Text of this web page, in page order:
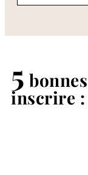
5
inscrire :